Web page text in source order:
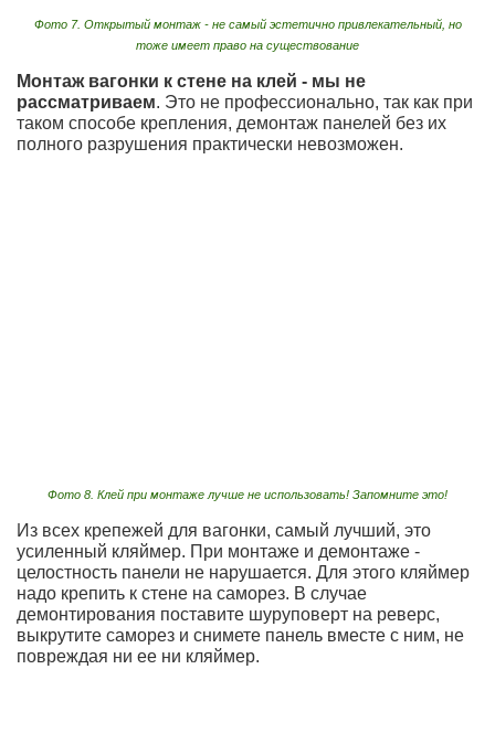
Фото 7. Открытый монтаж - не самый эстетично привлекательный, но
тоже имеет право на существование
Монтаж вагонки к стене на клей - мы не
рассматриваем. Это не профессионально, так как при
таком способе крепления, демонтаж панелей без их
полного разрушения практически невозможен.
Фото 8. Клей при монтаже лучше не использовать! Запомните это!
Из всех крепежей для вагонки, самый лучший, это
усиленный кляймер. При монтаже и демонтаже -
целостность панели не нарушается. Для этого кляймер
надо крепить к стене на саморез. В случае
демонтирования поставите шуруповерт на реверс,
выкрутите саморез и снимете панель вместе с ним, не
повреждая ни ее ни кляймер.